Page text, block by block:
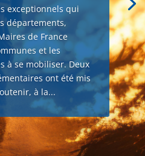
exceptionnels qui
départements,
de France
et les
à se mobiliser. Deux
ont été mis
à la...